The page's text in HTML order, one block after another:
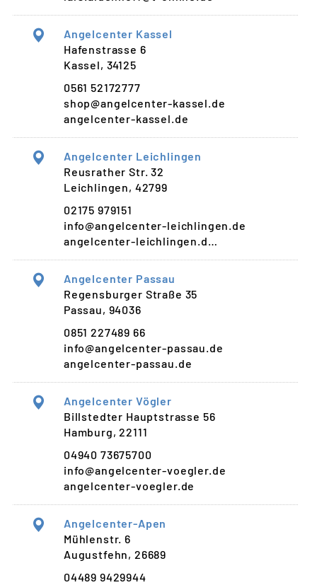
Angelcenter Kassel
Hafenstrasse 6
Kassel, 34125
0561 52172777
shop@angelcenter-kassel.de
angelcenter-kassel.de
Angelcenter Leichlingen
Reusrather Str. 32
Leichlingen, 42799
02175 979151
info@angelcenter-leichlingen.de
angelcenter-leichlingen.d…
Angelcenter Passau
Regensburger Straße 35
Passau, 94036
0851 227489 66
info@angelcenter-passau.de
angelcenter-passau.de
Angelcenter Vögler
Billstedter Hauptstrasse 56
Hamburg, 22111
04940 73675700
info@angelcenter-voegler.de
angelcenter-voegler.de
Angelcenter-Apen
Mühlenstr. 6
Augustfehn, 26689
04489 9429944